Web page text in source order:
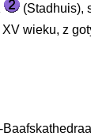
(Stadhuis),
wieku, z